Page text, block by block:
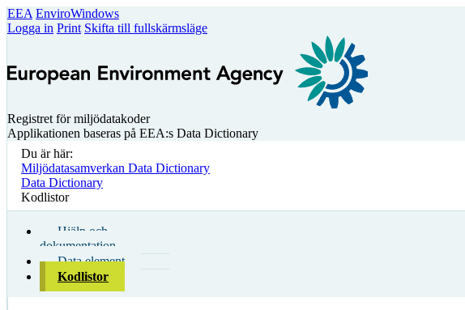
EEA EnviroWindows
Logga in Print Skifta till fullskärmsläge
Registret för miljödatakoder
Applikationen baseras på EEA:s Data Dictionary
Du är här:
Miljödatasamverkan Data Dictionary
Data Dictionary
Kodlistor
Hjälp och
dokumentation
Data element
Kodlistor